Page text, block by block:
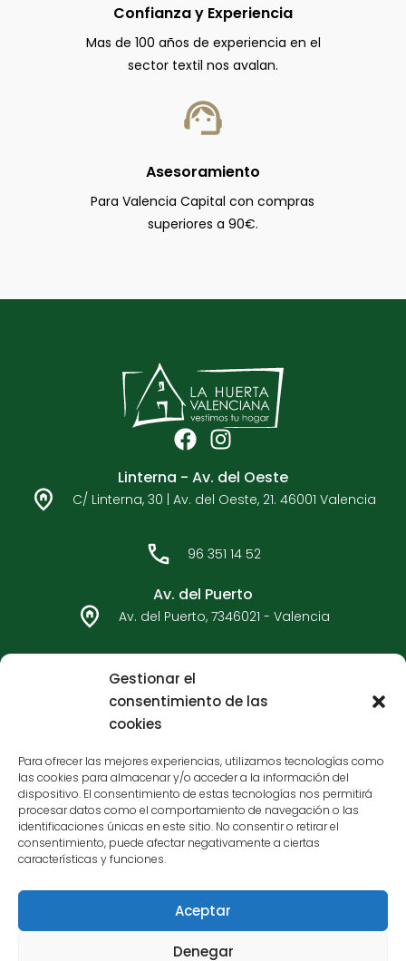
Gestionar el
consentimiento de las
cookies
Para ofrecer las mejores experiencias, utilizamos tecnologías como
las cookies para almacenar y/o acceder a la información del
dispositivo. El consentimiento de estas tecnologías nos permitirá
procesar datos como el comportamiento de navegación o las
identificaciones únicas en este sitio. No consentir o retirar el
consentimiento, puede afectar negativamente a ciertas
características y funciones.
Aceptar
Denegar
Confianza y Experiencia
Mas de 100 años de experiencia en el
sector textil nos avalan.
Asesoramiento
Para Valencia Capital con compras
superiores a 90€.
F
a
c
e
o
k
I
s
t
g
a
m
Linterna - Av. del Oeste
C/ Linterna, 30 | Av. del Oeste, 21. 46001 Valencia
96 351 14 52
Av. del Puerto
Av. del Puerto, 7346021 - Valencia
96 362 33 92
Carteros - Bulervard Sur
C/ Carteros, 7546017 - Valencia
96 377 65 05
Financiado por la Unión Europea - NextGenerationEU